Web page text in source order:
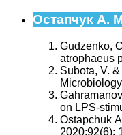
Остапчук А.
Gudzenko,
atrophaeus
Subota, V.
on LPS-
Ostapchuk
2020;92(6):